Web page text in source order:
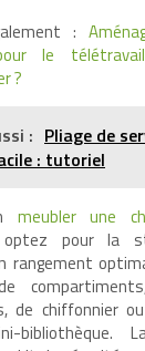
:
le
?
: Pliage de
: tutoriel
meubler une
pour la
rangement
de chiffonnier
bibliothèque.